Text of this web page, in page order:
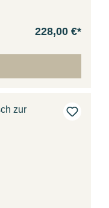
228,00 €*